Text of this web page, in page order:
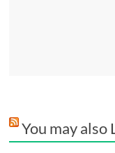
You may also